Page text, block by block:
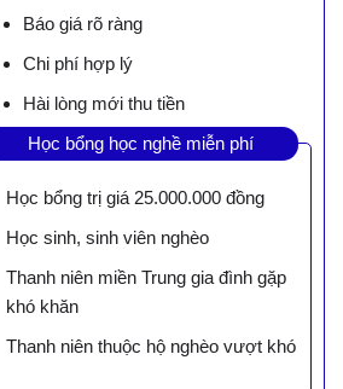
Báo giá rõ ràng
Chi phí hợp lý
Hài lòng mới thu tiền
Học bổng học nghề miễn phí
Học bổng trị giá 25.000.000 đồng
Học sinh, sinh viên nghèo
Thanh niên miền Trung gia đình gặp
khó khăn
Thanh niên thuộc hộ nghèo vượt khó